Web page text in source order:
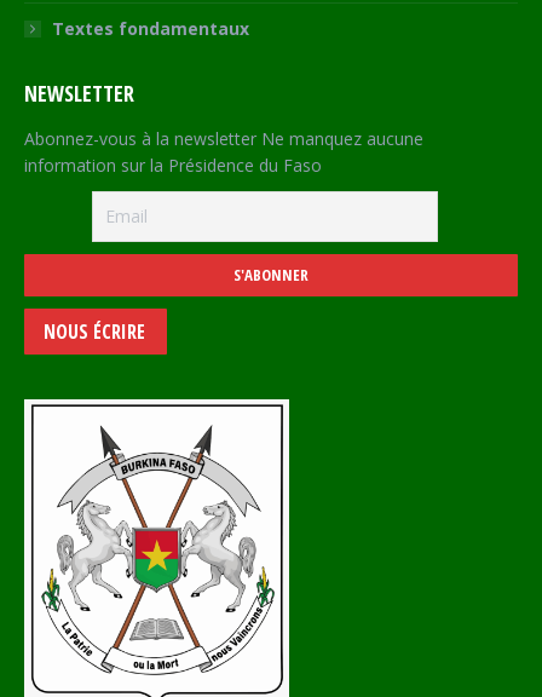
Textes fondamentaux
NEWSLETTER
Abonnez-vous à la newsletter Ne manquez aucune
information sur la Présidence du Faso
NOUS ÉCRIRE